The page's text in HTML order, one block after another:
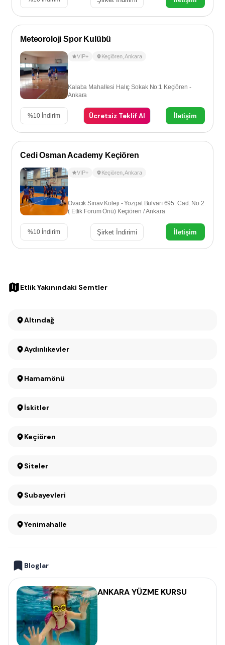
Meteoroloji Spor Kulübü
VIP+ Keçiören,Ankara
Kalaba Mahallesi Halıç Sokak No:1 Keçiören -
Ankara
%10 İndirim Ücretsiz Teklif Al İletişim
Cedi Osman Academy Keçiören
VIP+ Keçiören,Ankara
Ovacık Sınav Koleji - Yozgat Bulvarı 695. Cad. No:2
( Etlik Forum Önü) Keçiören / Ankara
%10 İndirim Şirket İndirimi İletişim
Etlik Yakınındaki Semtler
Altındağ
Aydınlıkevler
Hamamönü
İskitler
Keçiören
Siteler
Subayevleri
Yenimahalle
Bloglar
ANKARA YÜZME KURSU